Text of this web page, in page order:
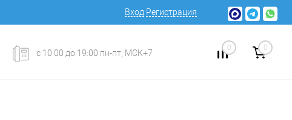
Вход Регистрация
с 10:00 до 19:00 пн-пт, МСК+7
0 0